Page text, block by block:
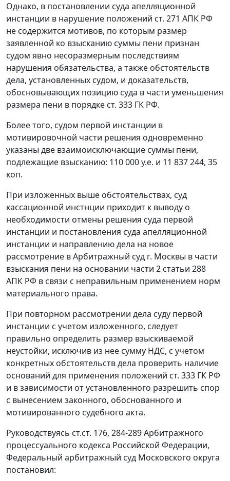
Однако, в постановлении суда апелляционной
инстанции в нарушение положений ст. 271 АПК РФ
не содержится мотивов, по которым размер
заявленной ко взысканию суммы пени признан
судом явно несоразмерным последствиям
нарушения обязательства, а также обстоятельств
дела, установленных судом, и доказательств,
обосновывающих позицию суда в части уменьшения
размера пени в порядке ст. 333 ГК РФ.
Более того, судом первой инстанции в
мотивировочной части решения одновременно
указаны две взаимоисключающие суммы пени,
подлежащие взысканию: 110 000 у.е. и 11 837 244, 35
коп.
При изложенных выше обстоятельствах, суд
кассационной инстнции приходит к выводу о
необходимости отмены решения суда первой
инстанции и постановления суда апелляционной
инстанции и направлению дела на новое
рассмотрение в Арбитражный суд г. Москвы в части
взыскания пени на основании части 2 статьи 288
АПК РФ в связи с неправильным применением норм
материального права.
При повторном рассмотрении дела суду первой
инстанции с учетом изложенного, следует
правильно определить размер взыскиваемой
неустойки, исключив из нее сумму НДС, с учетом
конкретных обстоятельств дела проверить наличие
оснований для применения положений ст. 333 ГК РФ
и в зависимости от установленного разрешить спор
с вынесением законного, обоснованного и
мотивированного судебного акта.
Руководствуясь ст.ст. 176, 284-289Арбитражного
процессуального кодекса Российской Федерации,
Федеральный арбитражный суд Московского округа
постановил: